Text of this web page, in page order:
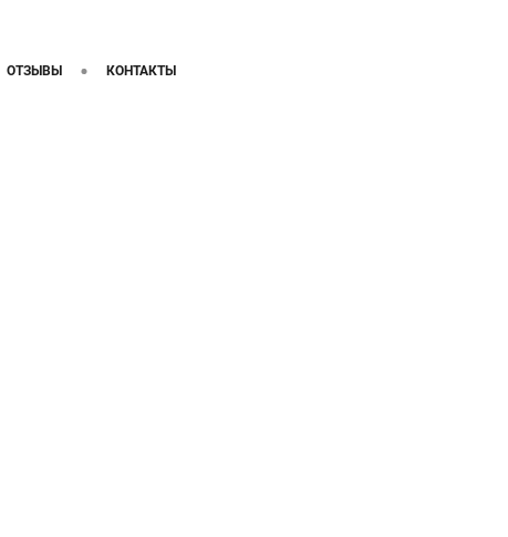
ОТЗЫВЫ КОНТАКТЫ